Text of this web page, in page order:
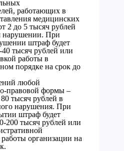
работающих в
медицинских
2 до 5 тысяч рублей
нарушении. При
штраф будет
тысяч рублей или
работы в
порядке на срок до
любой
правовой формы –
тысяч рублей в
нарушения. При
штраф будет
200 тысяч рублей или
организации на